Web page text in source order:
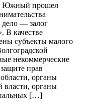
Южный прошел
дело — залог
В качестве
субъекты малого
некоммерческие
прав
органы
власти, органы
[…]